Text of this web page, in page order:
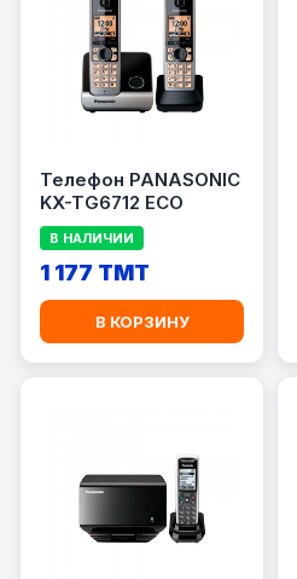
Телефон PANASONIC
KX-TG6712 ECO
В НАЛИЧИИ
1 177 TMT
В КОРЗИНУ